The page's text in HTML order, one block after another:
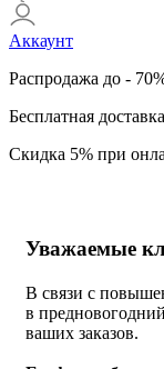
Аккаунт
Распродажа до -
Бесплатная
Скидка 5% при
Уважаемые
В связи с
в
ваших заказов.